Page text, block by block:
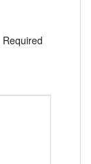
Required